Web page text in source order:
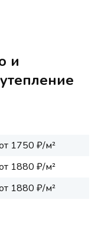
и
1750 ₽/м²
1880 ₽/м²
1880 ₽/м²